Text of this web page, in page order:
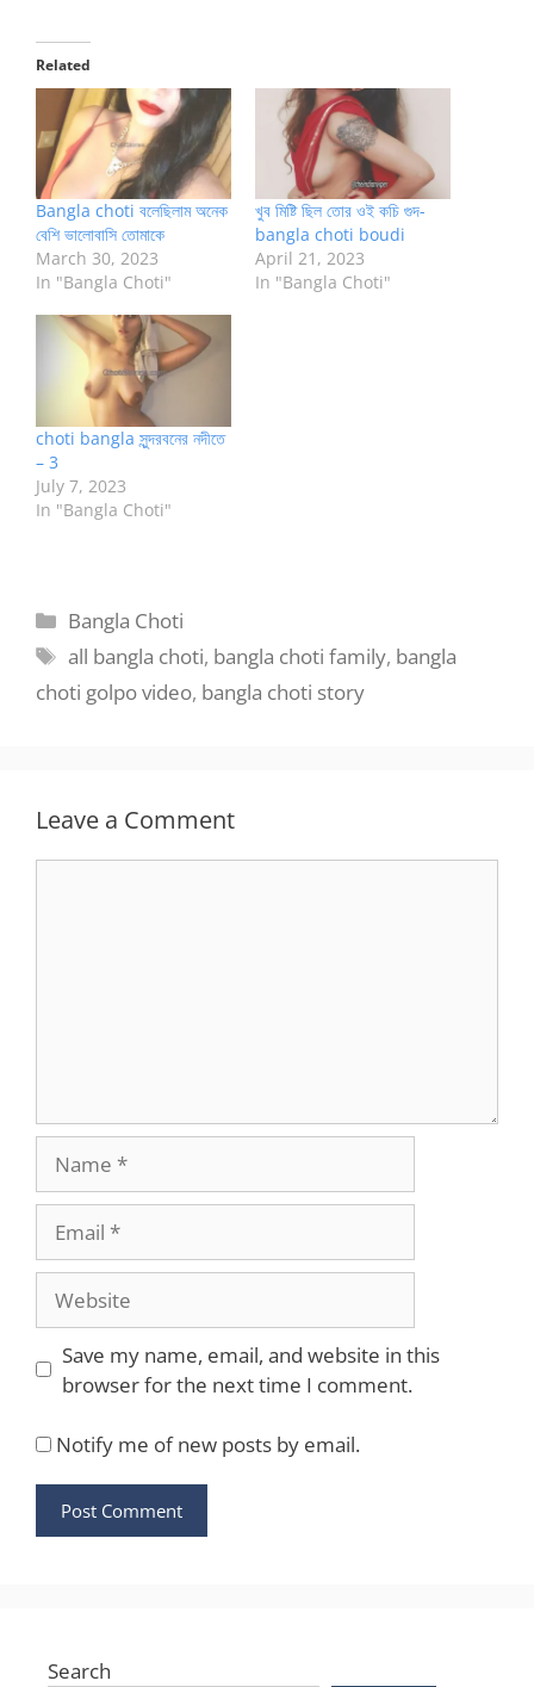
Related
Bangla choti বলেছিলাম অনেক
বেশি ভালোবাসি তোমাকে
March 30, 2023
In "Bangla Choti"
খুব মিষ্টি ছিল তোর ওই কচি গুদ-
bangla choti boudi
April 21, 2023
In "Bangla Choti"
choti bangla সুন্দরবনের নদীতে
– 3
July 7, 2023
In "Bangla Choti"
Categories
Bangla Choti
Tags
all bangla choti, bangla choti family, bangla
choti golpo video, bangla choti story
Leave a Comment
Website
Save my name, email, and website in this
browser for the next time I comment.
Notify me of new posts by email.
Search